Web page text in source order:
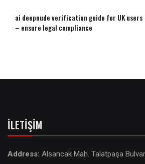
ai deepnude verification guide for UK users
– ensure legal compliance
İLETIŞIM
Address: Alsancak Mah. Talatpaşa